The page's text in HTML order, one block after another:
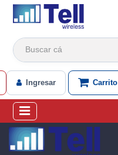
Ir al contenido
Ingresar Carrito